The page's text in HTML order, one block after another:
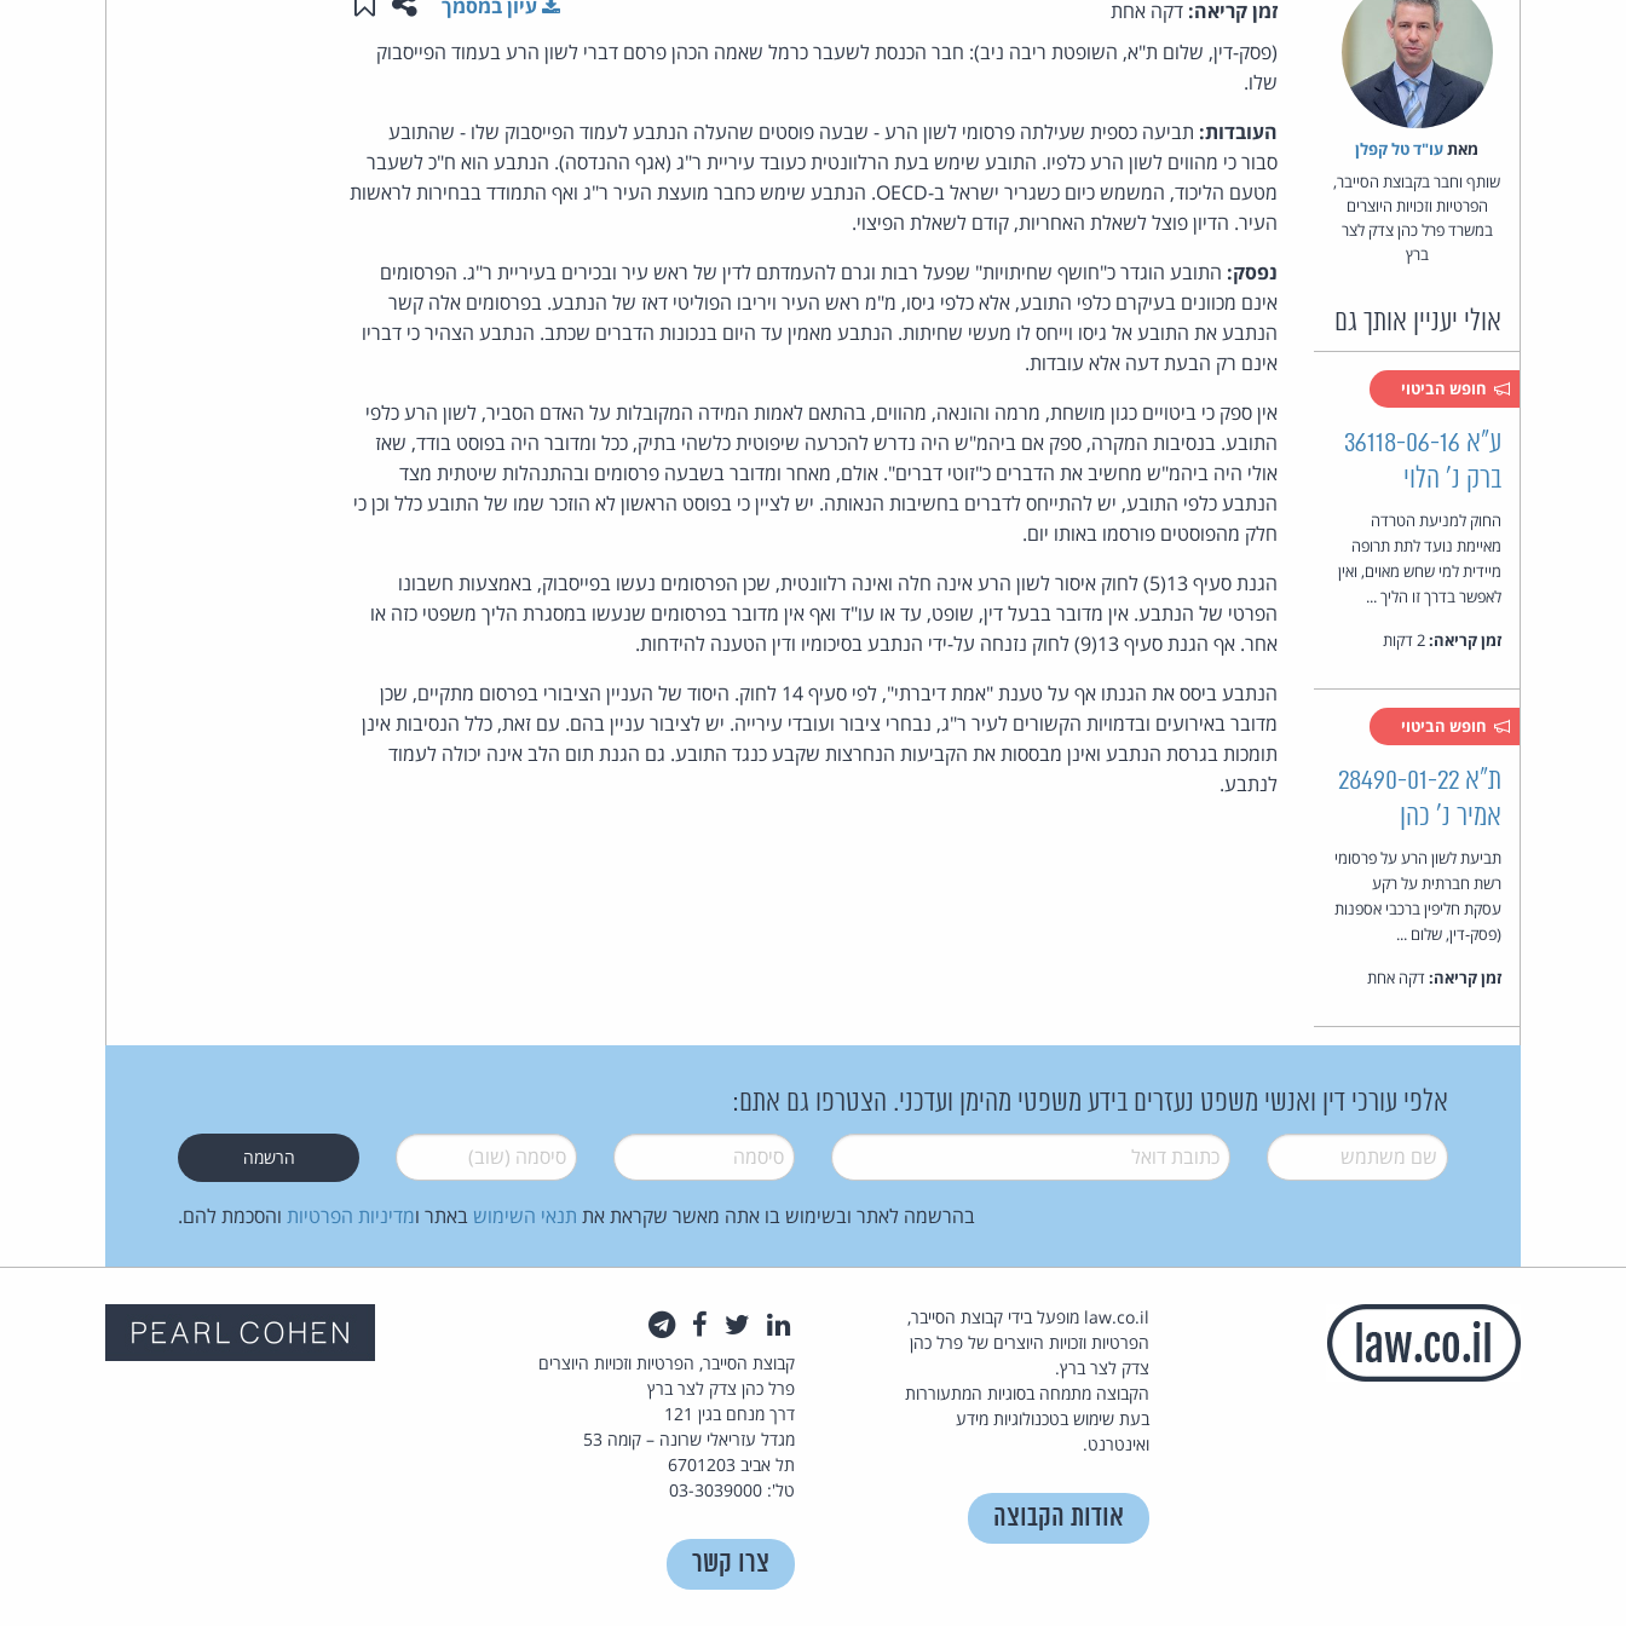
מאת‏עו"ד טל קפלן
שותף וחבר בקבוצת הסייבר,
הפרטיות וזכויות היוצרים
במשרד פרל כהן צדק לצר
ברץ
אולי יעניין אותך גם
חופש הביטוי
ע"א 36118-06-16
ברק נ' הלוי
החוק למניעת הטרדה
מאיימת נועד לתת תרופה
מיידית למי שחש מאוים, ואין
לאפשר בדרך זו הליך ...
זמן קריאה:
חופש הביטוי
ת"א 28490-01-22
אמיר נ' כהן
תביעת לשון הרע על פרסומי
רשת חברתית על רקע
עסקת חליפין ברכבי אספנות
(פסק-דין, שלום ...
זמן קריאה:דקה אחת
זמן קריאה: דקה אחת
עיון במסמך
(פסק-דין, שלום ת"א, השופטת ריבה ניב): חבר הכנסת לשעבר כרמל שאמה הכהן פרסם דברי לשון הרע בעמוד הפייסבוק
שלו.
העובדות: תביעה כספית שעילתה פרסומי לשון הרע - שבעה פוסטים שהעלה הנתבע לעמוד הפייסבוק שלו - שהתובע
סבור כי מהווים לשון הרע כלפיו. התובע שימש בעת הרלוונטית כעובד עיריית ר"ג (אגף ההנדסה). הנתבע הוא ח"כ לשעבר
מטעם הליכוד, המשמש כיום כשגריר ישראל ב-OECD. הנתבע שימש כחבר מועצת העיר ר"ג ואף התמודד בבחירות לראשות
העיר. הדיון פוצל לשאלת האחריות, קודם לשאלת הפיצוי.
נפסק: התובע הוגדר כ"חושף שחיתויות" שפעל רבות וגרם להעמדתם לדין של ראש עיר ובכירים בעיריית ר"ג. הפרסומים
אינם מכוונים בעיקרם כלפי התובע, אלא כלפי גיסו, מ"מ ראש העיר ויריבו הפוליטי דאז של הנתבע. בפרסומים אלה קשר
הנתבע את התובע אל גיסו וייחס לו מעשי שחיתות. הנתבע מאמין עד היום בנכונות הדברים שכתב. הנתבע הצהיר כי דבריו
אינם רק הבעת דעה אלא עובדות.
אין ספק כי ביטויים כגון מושחת, מרמה והונאה, מהווים, בהתאם לאמות המידה המקובלות על האדם הסביר, לשון הרע כלפי
התובע. בנסיבות המקרה, ספק אם ביהמ"ש היה נדרש להכרעה שיפוטית כלשהי בתיק, ככל ומדובר היה בפוסט בודד, שאז
אולי היה ביהמ"ש מחשיב את הדברים כ"זוטי דברים". אולם, מאחר ומדובר בשבעה פרסומים ובהתנהלות שיטתית מצד
הנתבע כלפי התובע, יש להתייחס לדברים בחשיבות הנאותה. יש לציין כי בפוסט הראשון לא הוזכר שמו של התובע כלל וכן כי
חלק מהפוסטים פורסמו באותו יום.
הגנת סעיף 13(5) לחוק איסור לשון הרע אינה חלה ואינה רלוונטית, שכן הפרסומים נעשו בפייסבוק, באמצעות חשבונו
הפרטי של הנתבע. אין מדובר בבעל דין, שופט, עד או עו"ד ואף אין מדובר בפרסומים שנעשו במסגרת הליך משפטי כזה או
אחר. אף הגנת סעיף 13(9) לחוק נזנחה על-ידי הנתבע בסיכומיו ודין הטענה להידחות.
הנתבע ביסס את הגנתו אף על טענת "אמת דיברתי", לפי סעיף 14 לחוק. היסוד של העניין הציבורי בפרסום מתקיים, שכן
מדובר באירועים ובדמויות הקשורים לעיר ר"ג, נבחרי ציבור ועובדי עירייה. יש לציבור עניין בהם. עם זאת, כלל הנסיבות אינן
תומכות בגרסת הנתבע ואינן מבססות את הקביעות הנחרצות שקבע כנגד התובע. גם הגנת תום הלב אינה יכולה לעמוד
לנתבע.
אלפי עורכי דין ואנשי משפט נעזרים בידע משפטי מהימן ועדכני. הצטרפו גם אתם:
שם משתמש* דואל* סיסמה* סיסמה (שוב)*
בהרשמה לאתר ובשימוש בו אתה מאשר שקראת את תנאי השימוש באתר ומדיניות הפרטיות והסכמת להם.
law.co.il מופעל בידי קבוצת הסייבר,
הפרטיות וזכויות היוצרים של פרל כהן
צדק לצר ברץ.
הקבוצה מתמחה בסוגיות המתעוררות
בעת שימוש בטכנולוגיות מידע
ואינטרנט.
אודות הקבוצה
לינקדאין
טוויטרפייסבוק
קבוצת הסייבר, הפרטיות וזכויות היוצרים
פרל כהן צדק לצר ברץ
דרך מנחם בגין 121
מגדל עזריאלי שרונה – קומה 53
תל אביב 6701203
טל': 03-3039000
צרו קשר